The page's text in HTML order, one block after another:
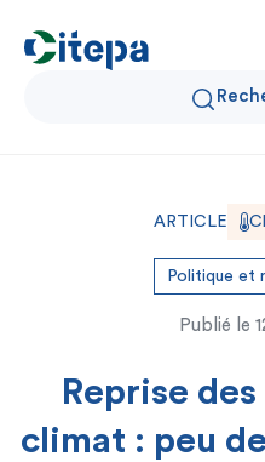
Qui sommes-nous ?
Données Air et
Actualités et
Expertise et solutions
ARTICLE
Politique et
Publié le
Reprise
climat : peu